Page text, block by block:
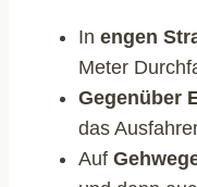
In engen
Meter
Gegenüber
das
Auf